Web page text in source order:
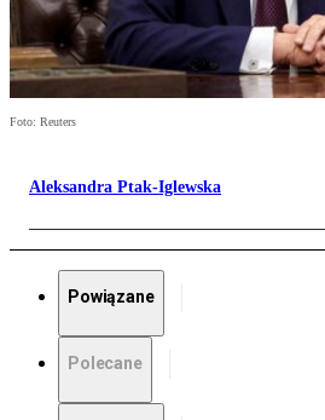
Foto: Reuters
Aleksandra Ptak-Iglewska
Powiązane
Polecane